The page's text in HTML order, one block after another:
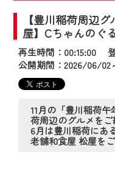
【豊川稲荷周辺
屋】Cちゃんのぐ
再生時間：00:15:00
公開期間：2026/06/02
11月の「豊川稲荷
荷周辺のグルメをご
6月は豊川稲荷にあ
老舗和食屋 松屋を
年9月24日から
【変更点】
◆デザイン変更
の動画コンテン
◆当社アプリや
でも・どこでも
CCNetサービス
番組をご視聴い